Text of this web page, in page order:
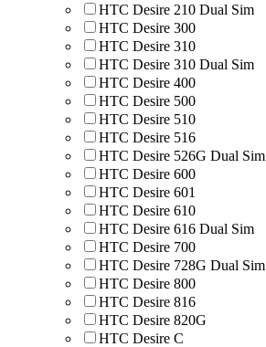
HTC Desire 210 Dual Sim
HTC Desire 300
HTC Desire 310
HTC Desire 310 Dual Sim
HTC Desire 400
HTC Desire 500
HTC Desire 510
HTC Desire 516
HTC Desire 526G Dual Sim
HTC Desire 600
HTC Desire 601
HTC Desire 610
HTC Desire 616 Dual Sim
HTC Desire 700
HTC Desire 728G Dual Sim
HTC Desire 800
HTC Desire 816
HTC Desire 820G
HTC Desire C